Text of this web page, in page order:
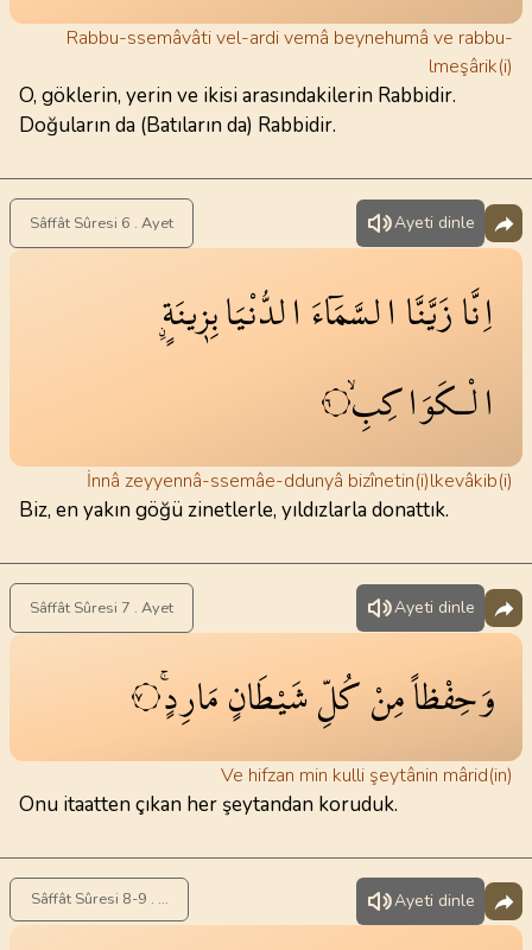
Rabbu-ssemâvâti vel-ardi vemâ beynehumâ ve rabbu-
lmeşârik(i)
O, göklerin, yerin ve ikisi arasındakilerin Rabbidir.
Doğuların da (Batıların da) Rabbidir.
Sâffât Sûresi 6 . Ayet Ayeti dinle
اِنَّازَيَّنَّاالسَّمَٓاءَالدُّنْيَابِز۪ينَةٍۨ
الْـكَوَاكِبِۙ ٦
İnnâ zeyyennâ-ssemâe-ddunyâ bizînetin(i)lkevâkib(i)
Biz, en yakın göğü zinetlerle, yıldızlarla donattık.
Sâffât Sûresi 7 . Ayet Ayeti dinle
وَحِفْظاًمِنْكُلِّشَيْطَانٍمَارِدٍۚ ٧
Ve hifzan min kulli şeytânin mârid(in)
Onu itaatten çıkan her şeytandan koruduk.
Sâffât Sûresi 8-9 . Ayet Ayeti dinle